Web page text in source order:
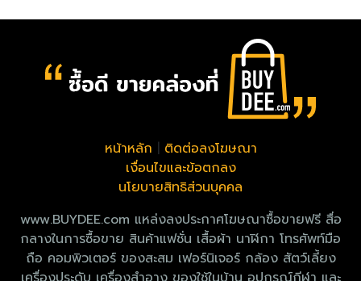
หน้าหลัก
ติดต่อลงโฆษณา
เงื่อนไขและข้อตกลง
นโยบายสิทธิส่วนบุคคล
www.BUYDEE.com แหล่งลงประกาศโฆษณาซื้อขายฟรี สื่อ
กลางในการซื้อขาย สินค้าแฟชั่น เสื้อผ้า นาฬิกา โทรศัพท์มือ
ถือ คอมพิวเตอร์ ของสะสม เฟอร์นิเจอร์ กล้อง สัตว์เลี้ยง